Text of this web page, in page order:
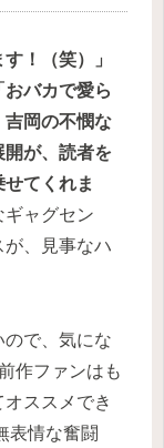
！（笑）」
バカで愛ら
吉岡の不憫な
開が、読者を
てくれま
ギャグセン
が、見事なハ
で、気にな
作ファンはも
ススメでき
表情な奮闘